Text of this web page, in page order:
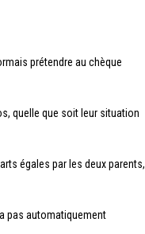
prétendre au chèque
quelle que soit leur situation
égales par les deux parents,
pas automatiquement